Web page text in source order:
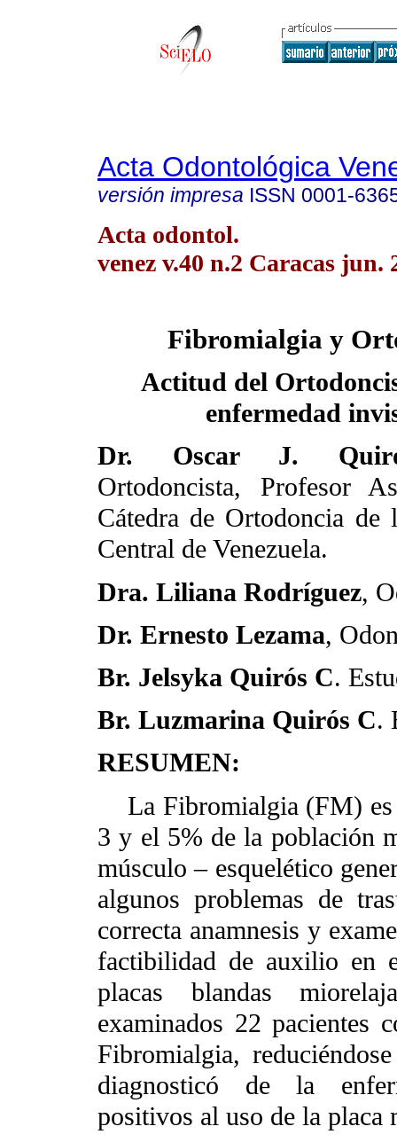
Acta Odontológica
versión impresa ISSN 0001-
Acta odontol.
venez v.40 n.2 Caracas jun.
Fibromialgia y
Actitud del
enfermedad
Dr. Oscar J.
Ortodoncista, Profesor
Cátedra de Ortodoncia de
Central de Venezuela.
Dra. Liliana Rodríguez,
Dr. Ernesto Lezama,
Br. Jelsyka Quirós C.
Br. Luzmarina Quirós C.
RESUMEN:
La Fibromialgia (FM) es
3 y el 5% de la población
músculo – esquelético
algunos problemas de
correcta anamnesis y
factibilidad de auxilio en
placas blandas
examinados 22 pacientes
Fibromialgia,
diagnosticó de la
positivos al uso de la placa